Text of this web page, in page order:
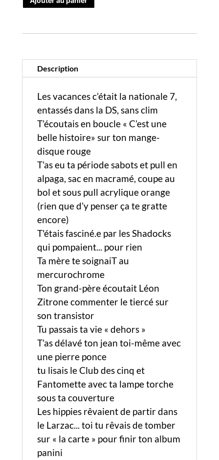
Description
Les vacances c’était la nationale 7,
entassés dans la DS, sans clim
T’écoutais en boucle « C’est une
belle histoire» sur ton mange-
disque rouge
T’as eu ta période sabots et pull en
alpaga, sac en macramé, coupe au
bol et sous pull acrylique orange
(rien que d’y penser ça te gratte
encore)
T'étais fasciné.e par les Shadocks
qui pompaient... pour rien
Ta mère te soignaiT au
mercurochrome
Ton grand-père écoutait Léon
Zitrone commenter le tiercé sur
son transistor
Tu passais ta vie « dehors »
T’as délavé ton jean toi-même avec
une pierre ponce
tu lisais le Club des cinq et
Fantomette avec ta lampe torche
sous ta couverture
Les hippies rêvaient de partir dans
le Larzac... toi tu rêvais de tomber
sur « la carte » pour finir ton album
panini